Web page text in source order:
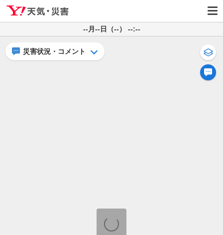
--月--日（--） --:--
災害状況・コメント